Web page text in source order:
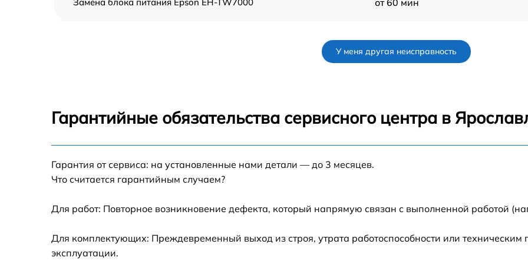
от 60 мин
Замена балластера Epson EH-TW7000
EH-TW7000
Чистка проектора Epson EH-TW7000 от 60 мин
У меня другая неисправность
Гарантийные обязательства сервисного центра в
Гарантия от сервиса: на установленные нами детали — до 3 месяцев.
Что считается гарантийным случаем?
Для работ: Повторное возникновение дефекта, который напрямую связан с выполненной работой
Для комплектующих: Преждевременный выход из строя, утрата работоспособности или
эксплуатации.